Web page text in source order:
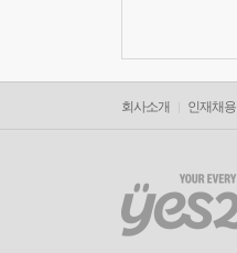
회사소개 인재채용